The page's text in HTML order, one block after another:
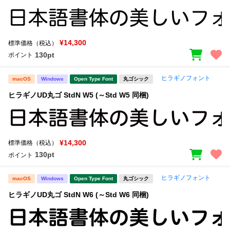
リセット
標準価格（税込） ¥14,300
ポイント 130pt
macOS Windows Open Type Font 丸ゴシック ヒラギノフォント
ヒラギノUD丸ゴ StdN W5 (～Std W5 同梱)
標準価格（税込） ¥14,300
ポイント 130pt
macOS Windows Open Type Font 丸ゴシック ヒラギノフォント
ヒラギノUD丸ゴ StdN W6 (～Std W6 同梱)